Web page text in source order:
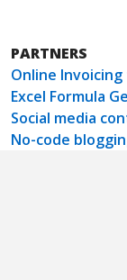
PARTNERS
Online Invoicing
Excel Formula
Social media
No-code